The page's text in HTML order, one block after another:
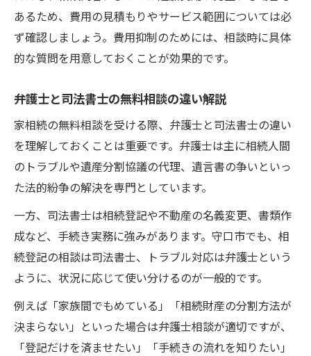
あるため、費用の見積もりやサービス範囲については必
ず確認しましょう。費用抑制のためには、相談時に具体
的な質問を用意しておくことが効果的です。
弁護士と司法書士の無料相談の違い解説
家相続の無料相談を受ける際、弁護士と司法書士の違い
を理解しておくことは重要です。弁護士は主に相続人間
のトラブルや遺産分割協議の代理、遺言書の争いといっ
た法的紛争の解決を専門としています。
一方、司法書士は相続登記や不動産の名義変更、書類作
成など、手続き実務に強みがあります。守口市でも、相
続登記の相談は司法書士、トラブル対応は弁護士という
ように、状況に応じて使い分けるのが一般的です。
例えば「家族間でもめている」「相続財産の分割方法が
決まらない」といった場合は弁護士相談が適切ですが、
「登記だけを済ませたい」「手続きの流れを知りたい」